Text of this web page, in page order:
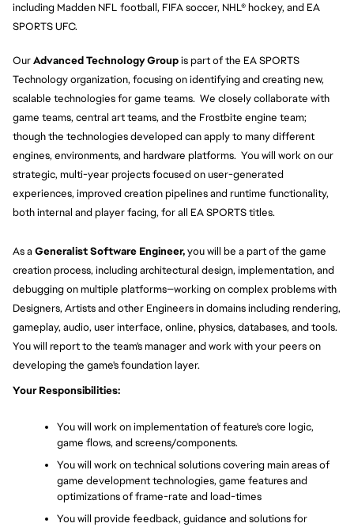
including Madden NFL football, FIFA soccer, NHL® hockey, and EA
SPORTS UFC.
Our Advanced Technology Group is part of the EA SPORTS
Technology organization, focusing on identifying and creating new,
scalable technologies for game teams.  We closely collaborate with
game teams, central art teams, and the Frostbite engine team;
though the technologies developed can apply to many different
engines, environments, and hardware platforms.  You will work on our
strategic, multi-year projects focused on user-generated
experiences, improved creation pipelines and runtime functionality,
both internal and player facing, for all EA SPORTS titles.
As a Generalist Software Engineer, you will be a part of the game
creation process, including architectural design, implementation, and
debugging on multiple platforms—working on complex problems with
Designers, Artists and other Engineers in domains including rendering,
gameplay, audio, user interface, online, physics, databases, and tools.
You will report to the team's manager and work with your peers on
developing the game's foundation layer.
Your Responsibilities:
You will work on implementation of feature's core logic,
game flows, and screens/components.
You will work on technical solutions covering main areas of
game development technologies, game features and
optimizations of frame-rate and load-times
You will provide feedback, guidance and solutions for